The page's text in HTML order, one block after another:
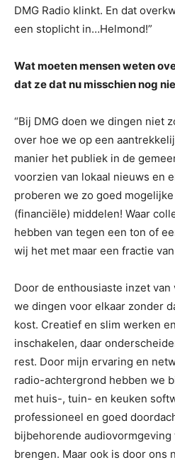
DMG Radio klinkt. En dat
een stoplicht in…Helmond!”
Wat moeten mensen weten
dat ze dat nu misschien nog
“Bij DMG doen we dingen niet
over hoe we op een
manier het publiek in de
voorzien van lokaal nieuws en
proberen we zo goed
(financiële) middelen! Waar
hebben van tegen een ton of
wij het met maar een fractie
Door de enthousiaste inzet
we dingen voor elkaar zonder
kost. Creatief en slim werken
inschakelen, daar
rest. Door mijn ervaring en
radio-achtergrond hebben we
met huis-, tuin- en keuken
professioneel en goed
bijbehorende
brengen. Maar ook is door ons